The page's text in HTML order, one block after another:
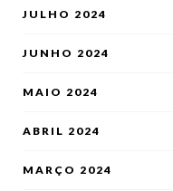
JULHO 2024
JUNHO 2024
MAIO 2024
ABRIL 2024
MARÇO 2024